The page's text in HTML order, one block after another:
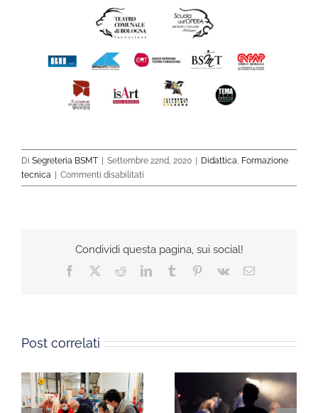
Di Segreteria BSMT Settembre 22nd, 2020 Didattica, Formazione
tecnica
Commenti disabilitati
Bando
Tecnico
allestimenti
Condividi questa pagina, sui social!
Facebook RedditLinkedInTumblr Pinterest
Vk Email
Post correlati